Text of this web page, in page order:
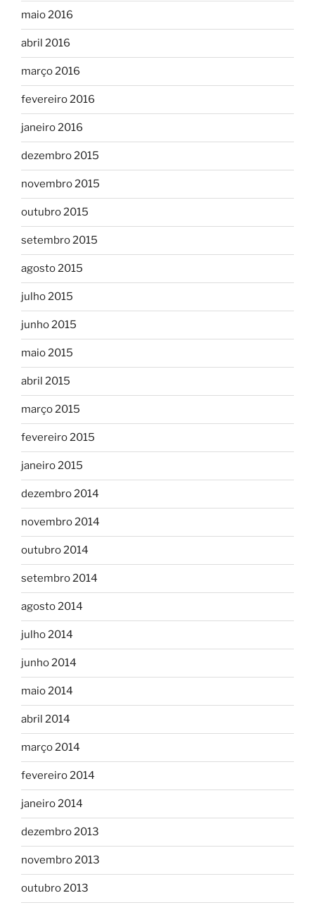
maio 2016
abril 2016
março 2016
fevereiro 2016
janeiro 2016
dezembro 2015
novembro 2015
outubro 2015
setembro 2015
agosto 2015
julho 2015
junho 2015
maio 2015
abril 2015
março 2015
fevereiro 2015
janeiro 2015
dezembro 2014
novembro 2014
outubro 2014
setembro 2014
agosto 2014
julho 2014
junho 2014
maio 2014
abril 2014
março 2014
fevereiro 2014
janeiro 2014
dezembro 2013
novembro 2013
outubro 2013